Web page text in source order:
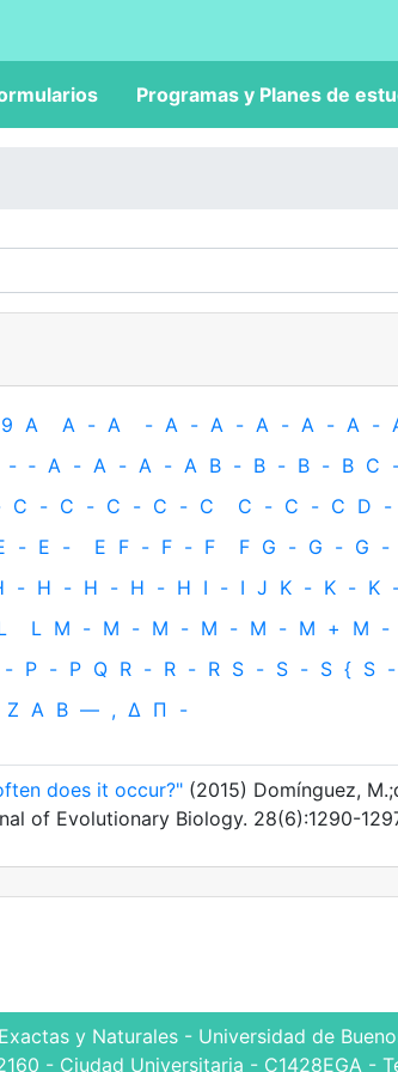
Programas y Planes de
9 A A - A - A - A - A - A - A -
- ‐ A - A - A - A B - B - B - B C
C - C - C - C - C C - C - C D -
- E - E F - F - F F G - G - G -
- H - H - H - H I - I J K - K - K
L M - M - M - M - M - M + M -
- P - P Q R - R - R S - S - S { S -
Z Α Β — , Δ Π -
does it occur?" (2015) Domínguez,
of Evolutionary Biology. 28(6):1290-
y Naturales - Universidad de
- Ciudad Universitaria - C1428EGA -